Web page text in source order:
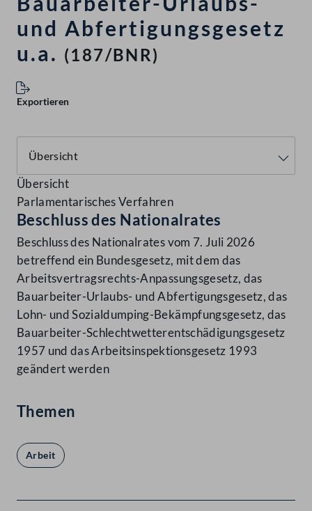
und Abfertigungsgesetz
u.a. (187/BNR)
Exportieren
Übersicht
Parlamentarisches Verfahren
Beschluss des Nationalrates
Beschluss des Nationalrates vom 7. Juli 2026
betreffend ein Bundesgesetz, mit dem das
Arbeitsvertragsrechts-Anpassungsgesetz, das
Bauarbeiter-Urlaubs- und Abfertigungsgesetz, das
Lohn- und Sozialdumping-Bekämpfungsgesetz, das
Bauarbeiter-Schlechtwetterentschädigungsgesetz
1957 und das Arbeitsinspektionsgesetz 1993
geändert werden
Themen
Arbeit